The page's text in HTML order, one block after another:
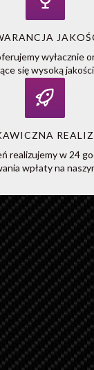
wyłacznie
się wysoką
realizujemy w 24
wpłaty na